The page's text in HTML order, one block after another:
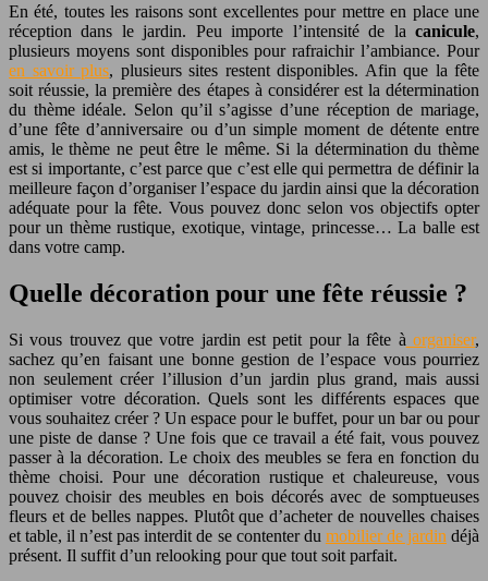
En été, toutes les raisons sont excellentes pour mettre en place une
réception dans le jardin. Peu importe l’intensité de la canicule,
plusieurs moyens sont disponibles pour rafraichir l’ambiance. Pour
en savoir plus, plusieurs sites restent disponibles. Afin que la fête
soit réussie, la première des étapes à considérer est la détermination
du thème idéale. Selon qu’il s’agisse d’une réception de mariage,
d’une fête d’anniversaire ou d’un simple moment de détente entre
amis, le thème ne peut être le même. Si la détermination du thème
est si importante, c’est parce que c’est elle qui permettra de définir la
meilleure façon d’organiser l’espace du jardin ainsi que la décoration
adéquate pour la fête. Vous pouvez donc selon vos objectifs opter
pour un thème rustique, exotique, vintage, princesse… La balle est
dans votre camp.
Quelle décoration pour une fête réussie ?
Si vous trouvez que votre jardin est petit pour la fête à organiser,
sachez qu’en faisant une bonne gestion de l’espace vous pourriez
non seulement créer l’illusion d’un jardin plus grand, mais aussi
optimiser votre décoration. Quels sont les différents espaces que
vous souhaitez créer ? Un espace pour le buffet, pour un bar ou pour
une piste de danse ?Une fois que ce travail a été fait, vous pouvez
passer à la décoration. Le choix des meubles se fera en fonction du
thème choisi. Pour une décoration rustique et chaleureuse, vous
pouvez choisir des meubles en bois décorés avec de somptueuses
fleurs et de belles nappes. Plutôt que d’acheter de nouvelles chaises
et table, il n’est pas interdit de se contenter du mobilier de jardin déjà
présent. Il suffit d’un relooking pour que tout soit parfait.